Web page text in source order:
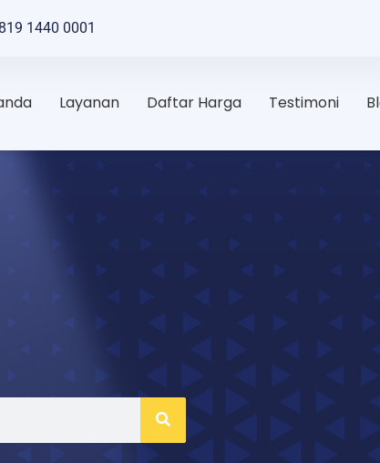
1440 0001
Layanan Daftar Harga Testimoni